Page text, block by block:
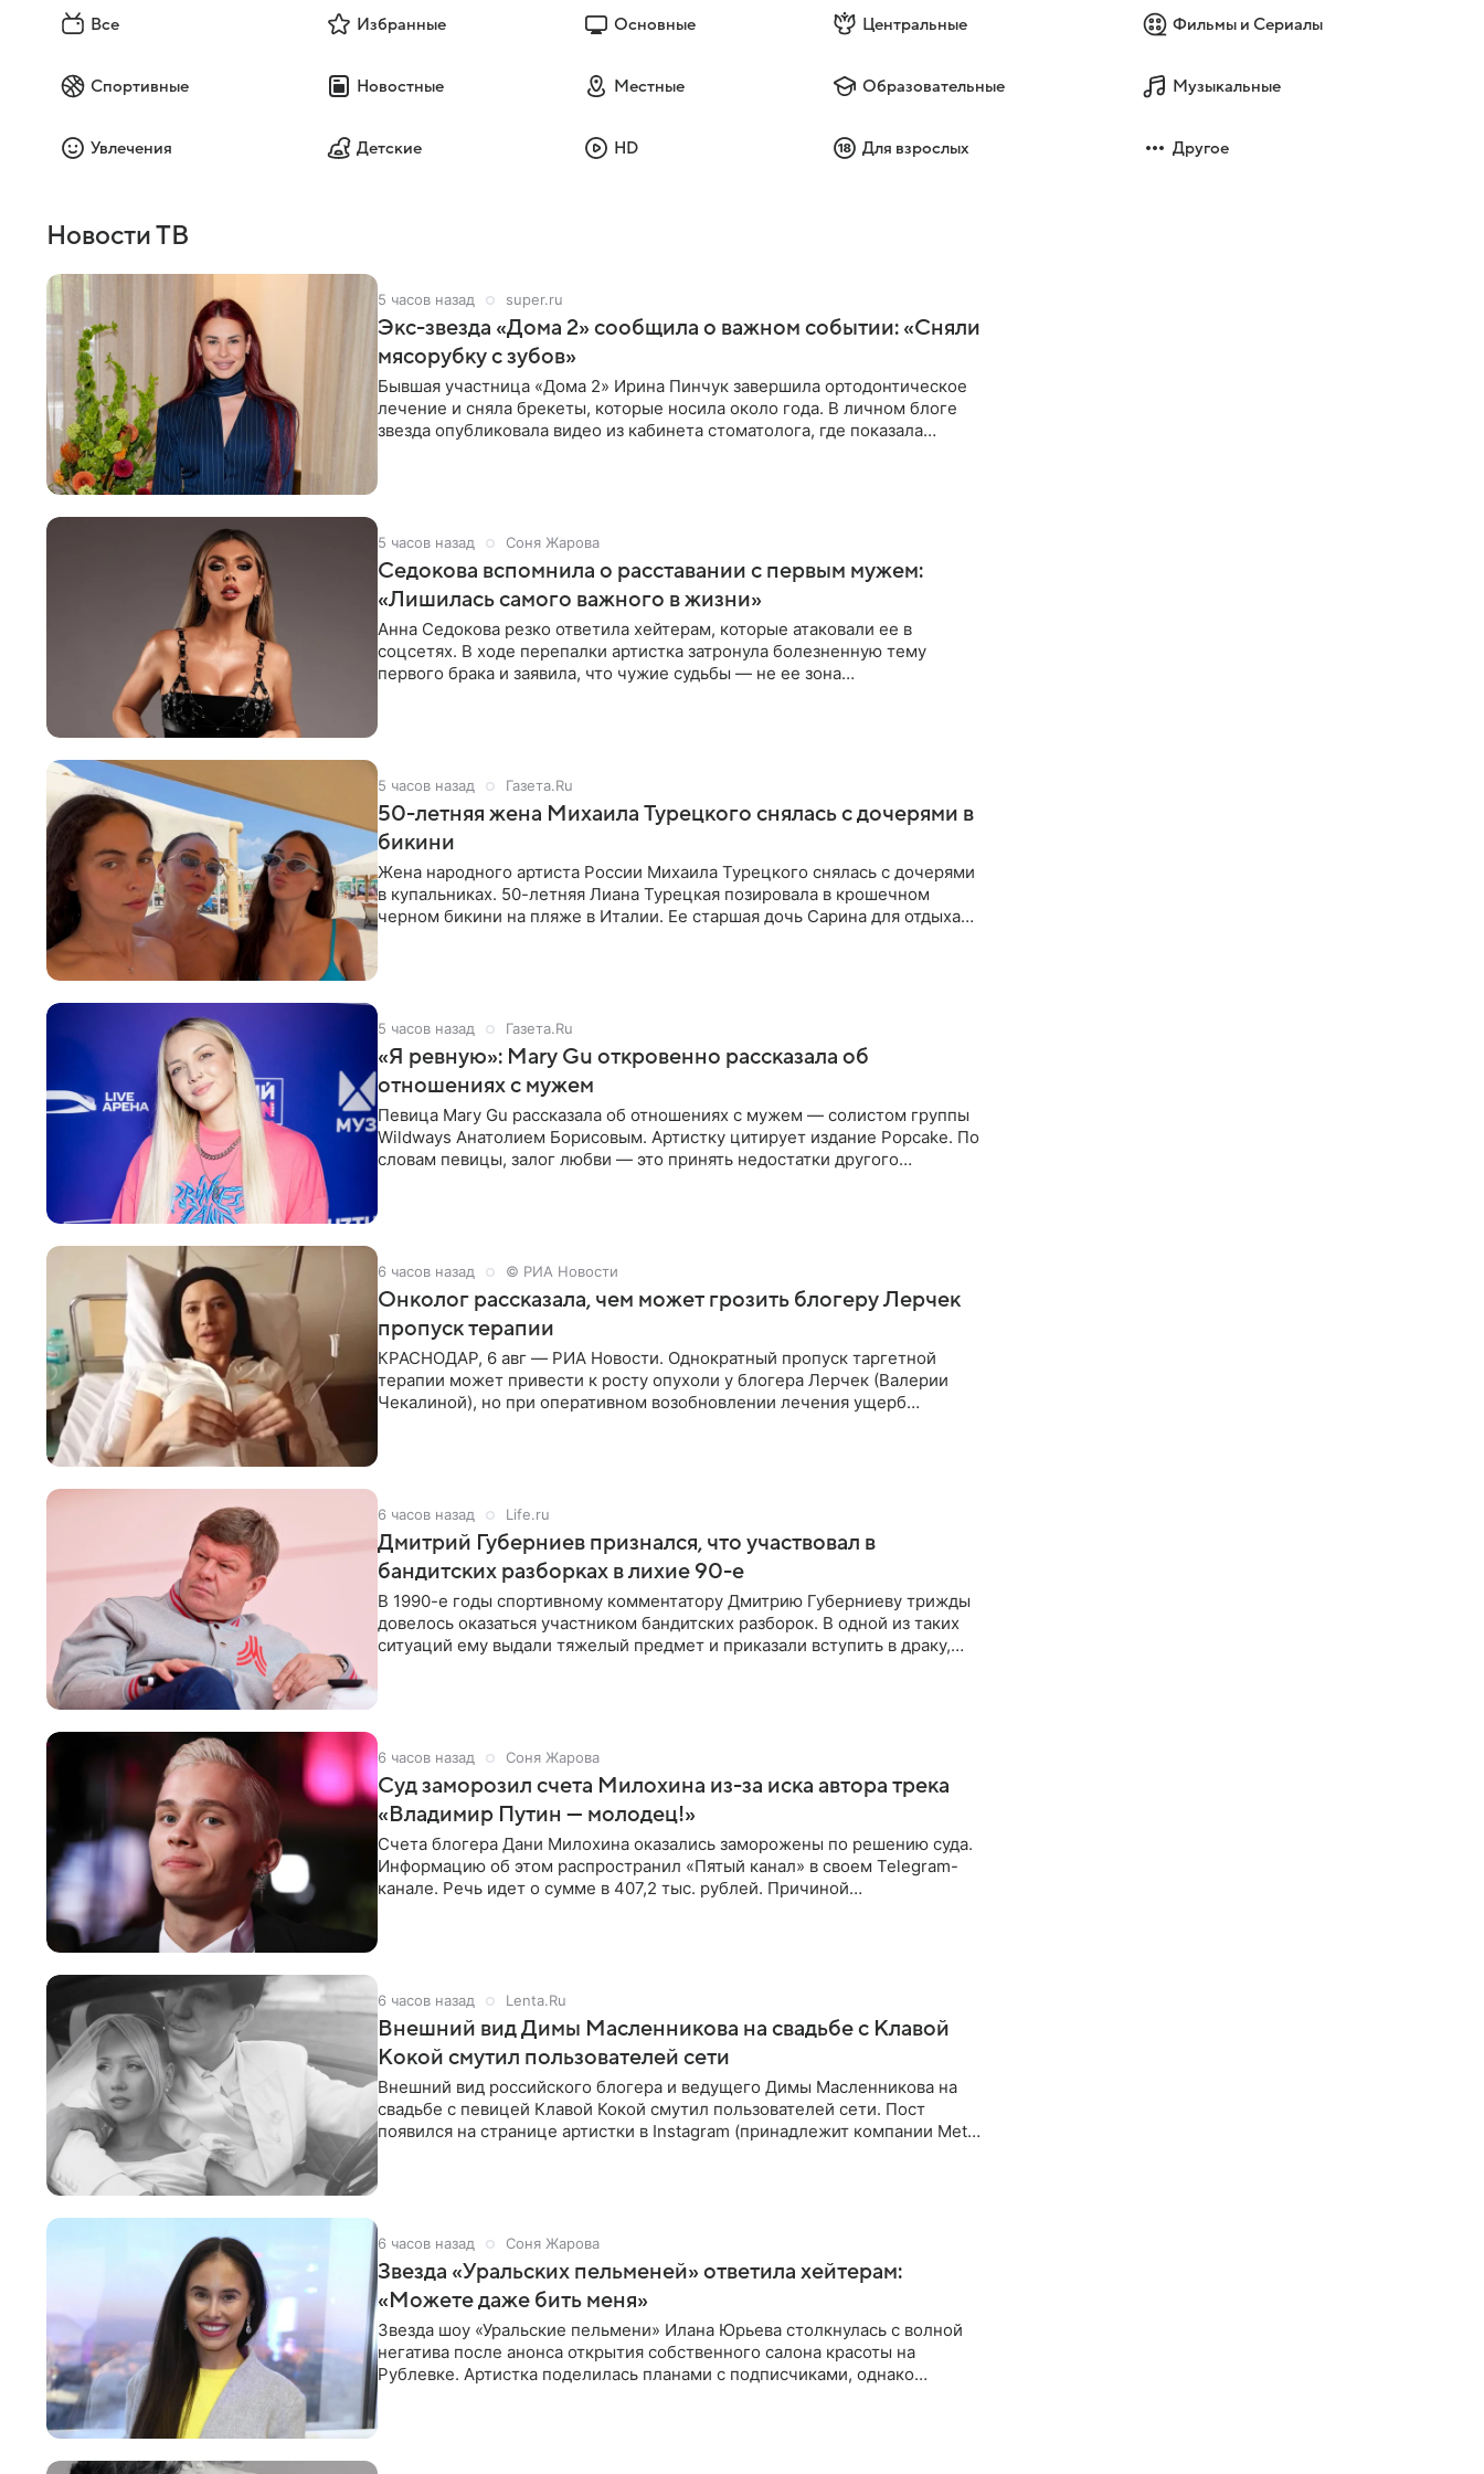
Все Избранные Основные Центральные Фильмы и Сериалы
Спортивные Новостные Местные Образовательные Музыкальные
Увлечения Детские HD Для взрослых Другое
Новости ТВ
5 часов назад super.ru
Экс-звезда «Дома 2» сообщила о важном событии: «Сняли
мясорубку с зубов»
Бывшая участница «Дома 2» Ирина Пинчук завершила ортодонтическое
лечение и сняла брекеты, которые носила около года. В личном блоге
звезда опубликовала видео из кабинета стоматолога, где показала
5 часов назад Соня Жарова
Седокова вспомнила о расставании с первым мужем:
«Лишилась самого важного в жизни»
Анна Седокова резко ответила хейтерам, которые атаковали ее в
соцсетях. В ходе перепалки артистка затронула болезненную тему
первого брака и заявила, что чужие судьбы — не ее зона
5 часов назад Газета.Ru
50-летняя жена Михаила Турецкого снялась с дочерями в
бикини
Жена народного артиста России Михаила Турецкого снялась с дочерями
в купальниках. 50-летняя Лиана Турецкая позировала в крошечном
черном бикини на пляже в Италии. Ее старшая дочь Сарина для отдыха
5 часов назад Газета.Ru
«Я ревную»: Mary Gu откровенно рассказала об
отношениях с мужем
Певица Mary Gu рассказала об отношениях с мужем — солистом группы
Wildways Анатолием Борисовым. Артистку цитирует издание Popcake. По
словам певицы, залог любви — это принять недостатки другого
6 часов назад © РИА Новости
Онколог рассказала, чем может грозить блогеру Лерчек
пропуск терапии
КРАСНОДАР, 6 авг — РИА Новости. Однократный пропуск таргетной
терапии может привести к росту опухоли у блогера Лерчек (Валерии
Чекалиной), но при оперативном возобновлении лечения ущерб
6 часов назад Life.ru
Дмитрий Губерниев признался, что участвовал в
бандитских разборках в лихие 90-е
В 1990-е годы спортивному комментатору Дмитрию Губерниеву трижды
довелось оказаться участником бандитских разборок. В одной из таких
ситуаций ему выдали тяжелый предмет и приказали вступить в драку,
6 часов назад Соня Жарова
Суд заморозил счета Милохина из-за иска автора трека
«Владимир Путин — молодец!»
Счета блогера Дани Милохина оказались заморожены по решению суда.
Информацию об этом распространил «Пятый канал» в своем Telegram-
канале. Речь идет о сумме в 407,2 тыс. рублей. Причиной
6 часов назад Lenta.Ru
Внешний вид Димы Масленникова на свадьбе с Клавой
Кокой смутил пользователей сети
Внешний вид российского блогера и ведущего Димы Масленникова на
свадьбе с певицей Клавой Кокой смутил пользователей сети. Пост
появился на странице артистки в Instagram (принадлежит компании Meta,
6 часов назад Соня Жарова
Звезда «Уральских пельменей» ответила хейтерам:
«Можете даже бить меня»
Звезда шоу «Уральские пельмени» Илана Юрьева столкнулась с волной
негатива после анонса открытия собственного салона красоты на
Рублевке. Артистка поделилась планами с подписчиками, однако